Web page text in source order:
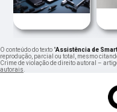
O conteúdo do texto "Assistência de
reprodução, parcial ou total, mesmo
Crime de violação de direito autoral –
autorais